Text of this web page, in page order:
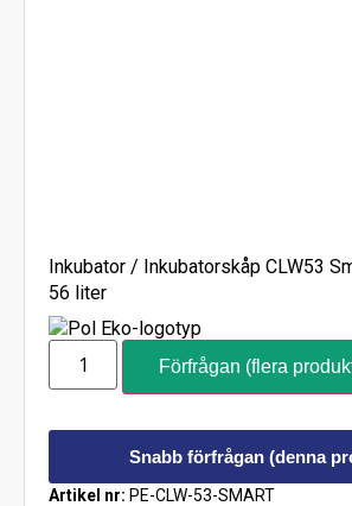
Inkubator / Inkubatorskåp CLW53
56 liter
Förfrågan (flera
Snabb förfrågan (denna
Artikel nr: PE-CLW-53-SMART